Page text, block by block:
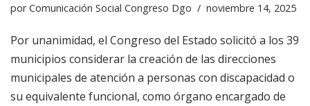
porComunicación Social Congreso Dgo noviembre 14, 2025
Por unanimidad, el Congreso del Estado solicitó a los 39
municipios considerar la creación de las direcciones
municipales de atención a personas con discapacidad o
su equivalente funcional, como órgano encargado de